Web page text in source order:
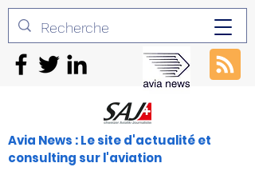
Avia News : Le site d'actualité et
consulting sur l'aviation